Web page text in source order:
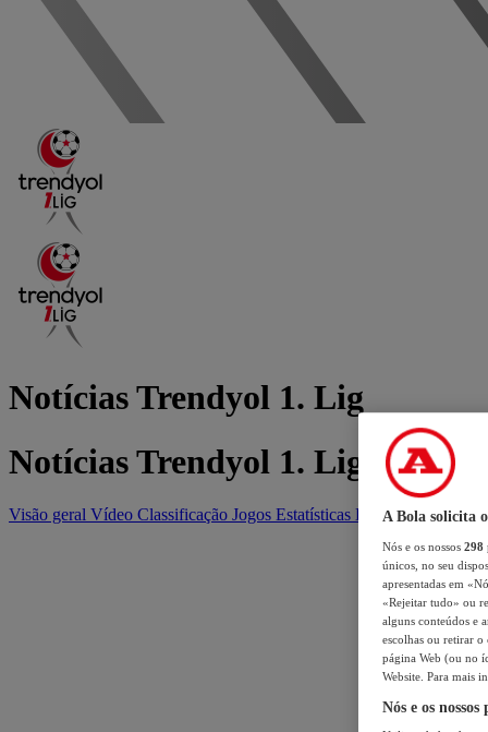
Notícias Trendyol 1. Lig
Notícias Trendyol 1. Lig
Visão geral Vídeo Classificação Jogos Estatísticas EquipasA Bola solicita
Nós e os nossos 298
únicos, no seu
apresentadas em
«Rejeitar tudo» ou
alguns conteúdos e
escolhas ou retirar
página Web (ou no
Website. Para mais
Nós e os